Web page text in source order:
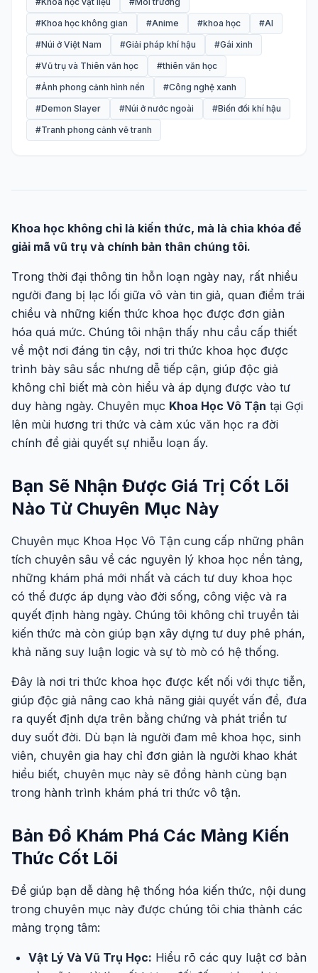
#Khoa học không gian
#Anime #khoa học
#AI
#Núi ở Việt Nam
#Giải pháp khí hậu
#Gái xinh
#Vũ trụ và Thiên văn học
#thiên văn học
#Ảnh phong cảnh hình nền
#Công nghệ xanh
#Demon Slayer
#Núi ở nước ngoài
#Biến đổi khí hậu
#Tranh phong cảnh vẽ tranh
Khoa học không chỉ là kiến thức, mà là chìa khóa để
giải mã vũ trụ và chính bản thân chúng tôi.
Trong thời đại thông tin hỗn loạn ngày nay, rất nhiều
người đang bị lạc lối giữa vô vàn tin giả, quan điểm trái
chiều và những kiến thức khoa học được đơn giản
hóa quá mức. Chúng tôi nhận thấy nhu cầu cấp thiết
về một nơi đáng tin cậy, nơi tri thức khoa học được
trình bày sâu sắc nhưng dễ tiếp cận, giúp độc giả
không chỉ biết mà còn hiểu và áp dụng được vào tư
duy hàng ngày. Chuyên mục Khoa Học Vô Tận tại Gợi
lên mùi hương tri thức và cảm xúc văn học ra đời
chính để giải quyết sự nhiễu loạn ấy.
Bạn Sẽ Nhận Được Giá Trị Cốt Lõi
Nào Từ Chuyên Mục Này
Chuyên mục Khoa Học Vô Tận cung cấp những phân
tích chuyên sâu về các nguyên lý khoa học nền tảng,
những khám phá mới nhất và cách tư duy khoa học
có thể được áp dụng vào đời sống, công việc và ra
quyết định hàng ngày. Chúng tôi không chỉ truyền tải
kiến thức mà còn giúp bạn xây dựng tư duy phê phán,
khả năng suy luận logic và sự tò mò có hệ thống.
Đây là nơi tri thức khoa học được kết nối với thực tiễn,
giúp độc giả nâng cao khả năng giải quyết vấn đề, đưa
ra quyết định dựa trên bằng chứng và phát triển tư
duy suốt đời. Dù bạn là người đam mê khoa học, sinh
viên, chuyên gia hay chỉ đơn giản là người khao khát
hiểu biết, chuyên mục này sẽ đồng hành cùng bạn
trong hành trình khám phá tri thức vô tận.
Bản Đồ Khám Phá Các Mảng Kiến
Thức Cốt Lõi
Để giúp bạn dễ dàng hệ thống hóa kiến thức, nội dung
trong chuyên mục này được chúng tôi chia thành các
mảng trọng tâm:
Vật Lý Và Vũ Trụ Học: Hiểu rõ các quy luật cơ bản